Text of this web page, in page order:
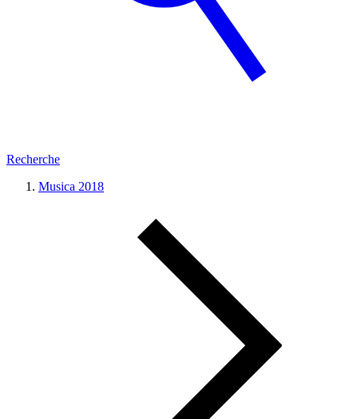
Recherche
Musica 2018